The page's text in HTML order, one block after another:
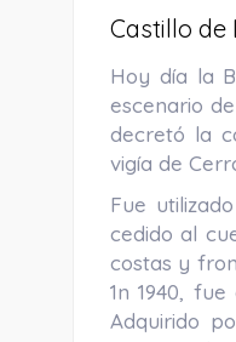
Castillo de
Hoy día la
escenario
decretó la
vigía de
Fue
cedido al
costas y
1n 1940,
Adquirido